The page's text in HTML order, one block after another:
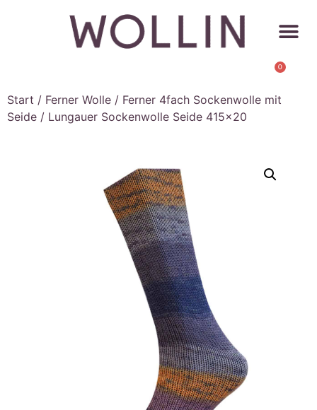
0
Start / Ferner Wolle / Ferner 4fach Sockenwolle mit
Seide / Lungauer Sockenwolle Seide 415×20